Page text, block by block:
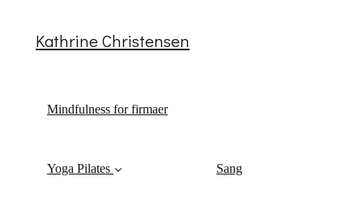
Kathrine Christensen
Mindfulness for firmaer
Yoga Pilates Sang